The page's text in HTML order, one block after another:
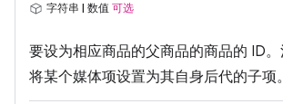
字符串 | 数值 可选
要设为相应商品的父商品的商品的 ID
将某个媒体项设置为其自身后代的子项。